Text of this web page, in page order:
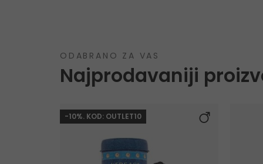
ODABRANO ZA VAS
Najprodavaniji
-10%. KOD: OUTLET10